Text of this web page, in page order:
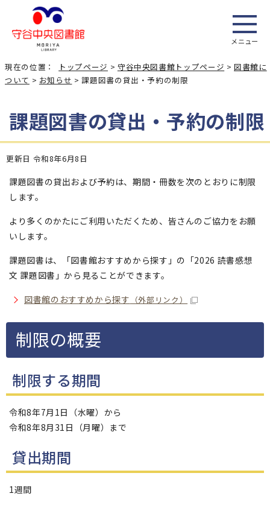
メニュー
現在の位置： トップページ > 守谷中央図書館トップページ >図書館に
ついて > お知らせ > 課題図書の貸出・予約の制限
課題図書の貸出・予約の制限
更新日 令和8年6月8日
課題図書の貸出および予約は、期間・冊数を次のとおりに制限
します。
より多くのかたにご利用いただくため、皆さんのご協力をお願
いします。
課題図書は、「図書館おすすめから探す」の「2026 読書感想
文 課題図書」から見ることができます。
図書館のおすすめから探す （外部リンク）
制限の概要
制限する期間
令和8年7月1日（水曜）から
令和8年8月31日（月曜）まで
貸出期間
1週間